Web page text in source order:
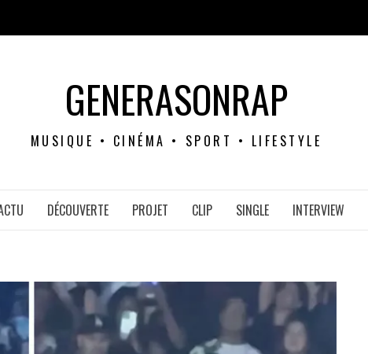
GENERASONRAP
MUSIQUE • CINÉMA • SPORT • LIFESTYLE
DÉCOUVERTE PROJET CLIP SINGLE INTERVIEW